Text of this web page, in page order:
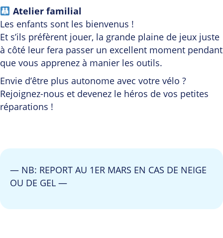
Atelier familial
Les enfants sont les bienvenus !
Et s’ils préfèrent jouer, la grande plaine de jeux juste
à côté leur fera passer un excellent moment pendant
que vous apprenez à manier les outils.
Envie d’être plus autonome avec votre vélo ?
Rejoignez-nous et devenez le héros de vos petites
réparations !
— NB: REPORT AU 1ER MARS EN CAS DE NEIGE
OU DE GEL —